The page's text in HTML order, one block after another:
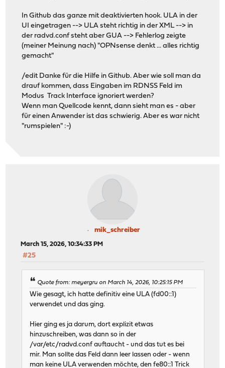
In Github das ganze mit deaktivierten hook. ULA in der
UI eingetragen --> ULA steht richtig in der XML --> in
der radvd.conf steht aber GUA --> Fehlerlog zeigte
(meiner Meinung nach) "OPNsense denkt ... alles richtig
gemacht"
/edit Danke für die Hilfe in Github. Aber wie soll man da
drauf kommen, dass Eingaben im RDNSS Feld im
Modus Track Interface ignoriert werden?
Wenn man Quellcode kennt, dann sieht man es - aber
für einen Anwender ist das schwierig. Aber es war nicht
"rumspielen" :-)
mik_schreiber
March 15, 2026, 10:34:33 PM
#25
Quote from: meyergru on March 14, 2026, 10:25:15 PM
Wie gesagt, ich hatte definitiv eine ULA (fd00::1)
verwendet und das ging.
Hier ging es ja darum, dort explizit etwas
hinzuschreiben, was dann so in der
/var/etc/radvd.conf auftaucht - und das tut es bei
mir. Man sollte das Feld dann leer lassen oder - wenn
man keine ULA verwenden möchte, den fe80::1 Trick